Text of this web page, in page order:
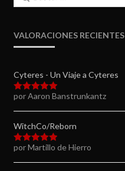
VALORACIONES RECIENTES
Cyteres - Un Viaje a Cyteres
Valorado en
por Aaron Banstrunkantz
WitchCo/Reborn
Valorado en
por Martillo de Hierro